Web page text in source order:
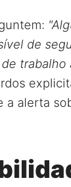
de
trabalho
a alerta